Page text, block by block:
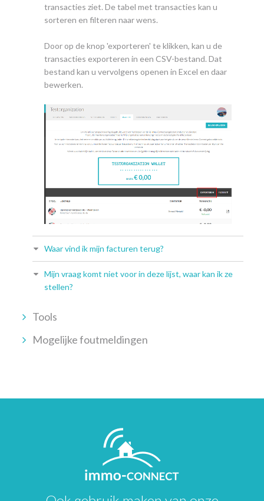
transacties ziet. De tabel met transacties kan u
sorteren en filteren naar wens.
Door op de knop 'exporteren' te klikken, kan u de
transacties exporteren in een CSV-bestand. Dat
bestand kan u vervolgens openen in Excel en daar
bewerken.
Waar vind ik mijn facturen terug?
Mijn vraag komt niet voor in deze lijst, waar kan ik ze
stellen?
Tools
Mogelijke foutmeldingen